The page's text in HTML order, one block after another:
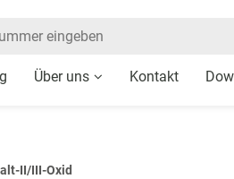
Über uns Kontakt
II/III-Oxid